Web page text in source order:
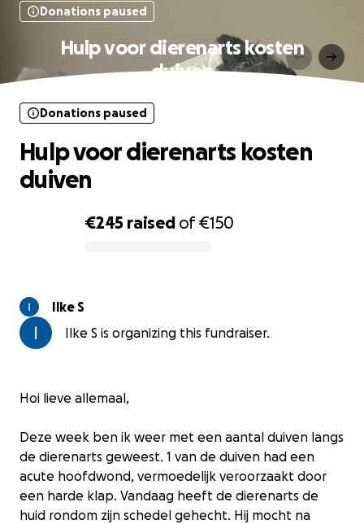
Donations paused
Hulp voor dierenarts kosten
duiven
€245 raised of€150
Donations paused
Hulp voor dierenarts kosten
duiven
Ilke S
Ilke S is organizing this fundraiser.
Hoi lieve allemaal,
Deze week ben ik weer met een aantal duiven langs
de dierenarts geweest. 1 van de duiven had een
acute hoofdwond, vermoedelijk veroorzaakt door
een harde klap. Vandaag heeft de dierenarts de
huid rondom zijn schedel gehecht. Hij mocht na